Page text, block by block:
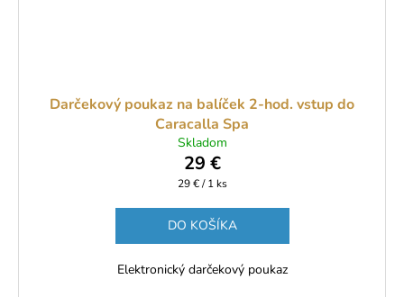
Darčekový poukaz na balíček 2-hod. vstup do
Caracalla Spa
Skladom
29 €
Jednotková
29 € / 1 ks
DO KOŠÍKA
Elektronický darčekový poukaz